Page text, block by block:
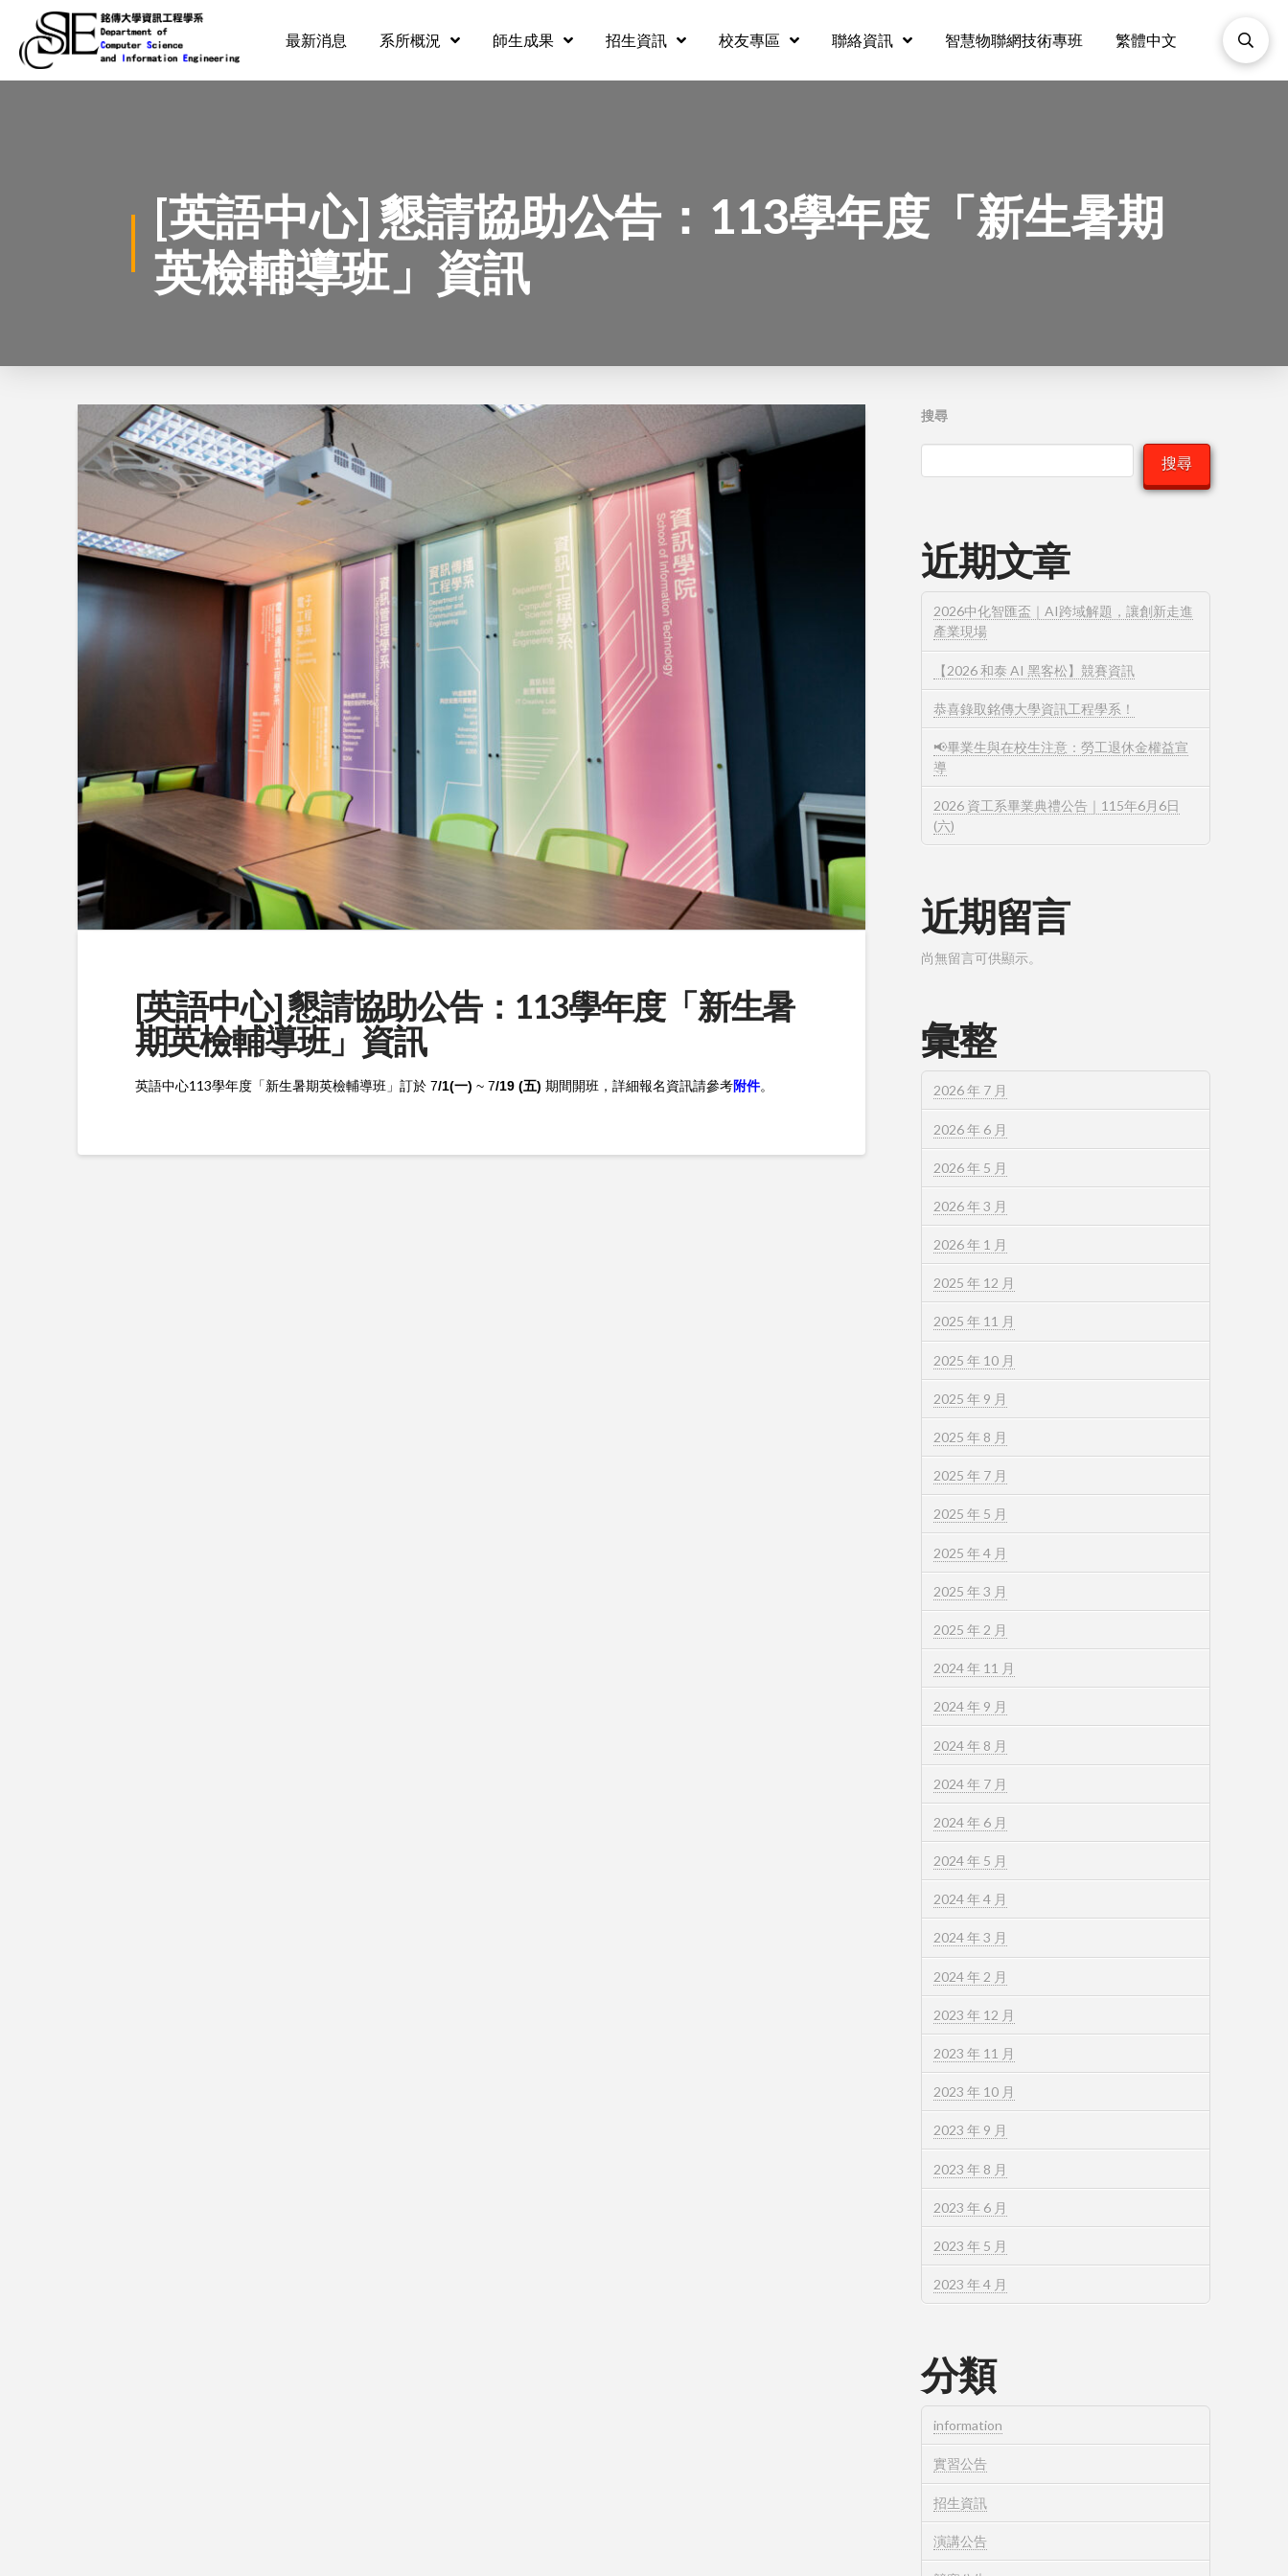
最新消息 系所概況 師生成果 招生資訊 校友專區 聯絡資訊 智慧物聯網技術專班 繁體中文
[英語中心] 懇請協助公告：113學年度「新生暑期
英檢輔導班」資訊
[英語中心] 懇請協助公告：113學年度「新生暑
期英檢輔導班」資訊
英語中心113學年度「新生暑期英檢輔導班」 訂於 7/1(一) ~ 7/19 (五) 期間開班， 詳細報名資訊請參考附件。
搜尋
搜尋
近期文章
2026中化智匯盃｜AI跨域解題，讓創新走進
產業現場
【2026 和泰 AI 黑客松】競賽資訊
恭喜錄取銘傳大學資訊工程學系！
📢畢業生與在校生注意：勞工退休金權益宣
導
2026 資工系畢業典禮公告｜115年6月6日
(六)
近期留言
尚無留言可供顯示。
彙整
2026 年 7 月
2026 年 6 月
2026 年 5 月
2026 年 3 月
2026 年 1 月
2025 年 12 月
2025 年 11 月
2025 年 10 月
2025 年 9 月
2025 年 8 月
2025 年 7 月
2025 年 5 月
2025 年 4 月
2025 年 3 月
2025 年 2 月
2024 年 11 月
2024 年 9 月
2024 年 8 月
2024 年 7 月
2024 年 6 月
2024 年 5 月
2024 年 4 月
2024 年 3 月
2024 年 2 月
2023 年 12 月
2023 年 11 月
2023 年 10 月
2023 年 9 月
2023 年 8 月
2023 年 6 月
2023 年 5 月
2023 年 4 月
分類
information
實習公告
招生資訊
演講公告